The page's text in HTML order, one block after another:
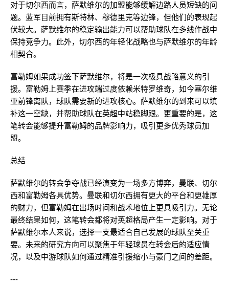
对于切尔西而言，萨默维尔的加盟能够缓解边路人员短缺的问
题。蓝军目前拥有斯特林、穆德里克等边锋，但他们的表现起
伏较大。萨默维尔的稳定输出能力可以帮助球队在多线作战中
保持竞争力。此外，切尔西的年轻化战略也与萨默维尔的年龄
相契合。
富勒姆如果成功签下萨默维尔，将是一次极具战略意义的引
援。富勒姆上赛季在进攻端过度依赖米特罗维奇，如今塞尔维
亚前锋离队，球队需要新的进攻核心。萨默维尔的到来可以填
补这一空缺，并帮助球队在英超中站稳脚跟。更重要的是，这
笔转会能够提升富勒姆的品牌影响力，吸引更多优秀球员加
盟。
总结
萨默维尔的转会争夺战已经演变为一场多方博弈，曼联、切尔
西和富勒姆各具优势。曼联和切尔西拥有更大的平台和更雄厚
的财力，但富勒姆在出场时间和战术地位上更具吸引力。无论
最终结果如何，这笔转会都将对英超格局产生一定影响。对于
萨默维尔本人来说，选择一支最适合自己发展的球队至关重
要。未来的研究方向可以聚焦于年轻球员在转会后的适应情
况，以及中游球队如何通过精准引援缩小与豪门之间的差距。
---